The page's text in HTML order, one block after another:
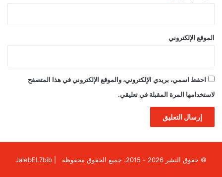
الموقع الإلكتروني
احفظ اسمي، بريدي الإلكتروني، والموقع الإلكتروني في هذا المتصفح
لاستخدامها المرة المقبلة في تعليقي.
© حقوق النشر 2026 - 2015، جميع الحقوق محفوظة | JalebEL7bib